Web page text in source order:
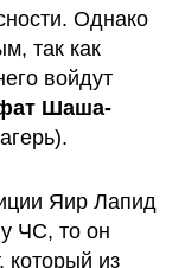
Однако
так как
помимо нынешних министров в него войдут
Шаша-
Яир Лапид
ЧС, то он
который из